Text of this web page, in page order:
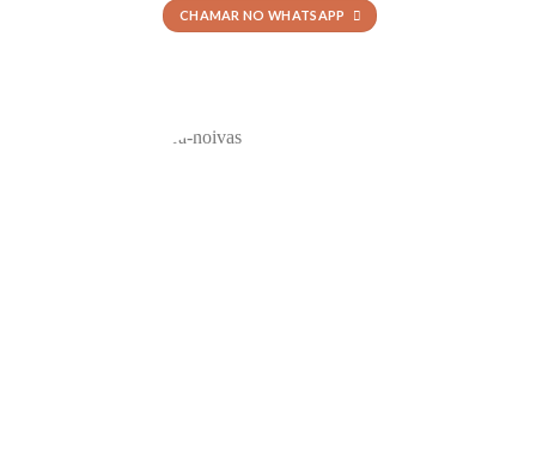
CHAMAR NO WHATSAPP